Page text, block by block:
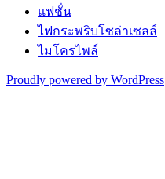
แฟชั่น
ไฟกระพริบโซล่าเซลล์
ไมโครไพล์
Proudly powered by WordPress